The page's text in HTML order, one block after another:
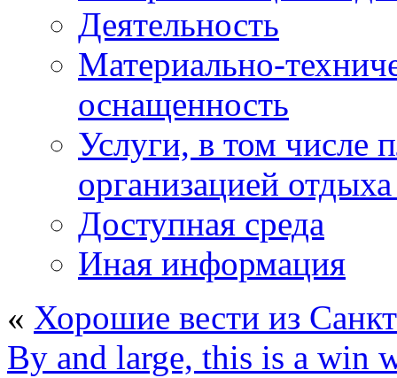
Деятельность
Материально-
оснащенность
Услуги, в том числе
организацией
Доступная среда
Иная информация
« Хорошие вести из
By and large, this is a win